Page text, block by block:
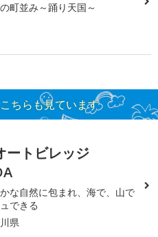
町並み～踊り天国～
ちらも見ています
ートビレッジ
な自然に包まれ、海で、山で
できる
県